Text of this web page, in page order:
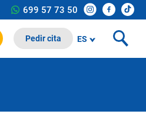
699 57 73 50
Pedir cita ES